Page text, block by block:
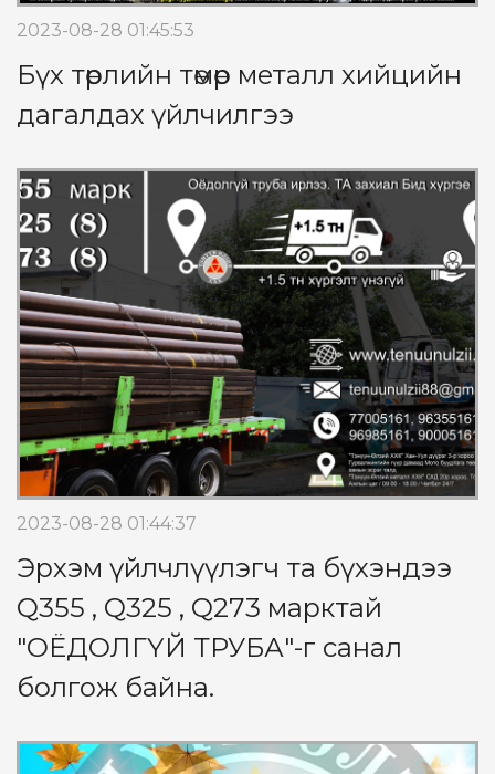
2023-08-28 01:45:53
Бүх төрлийн төмөр металл хийцийн
дагалдах үйлчилгээ
2023-08-28 01:44:37
Эрхэм үйлчлүүлэгч та бүхэндээ
Q355 , Q325 , Q273 марктай
"ОЁДОЛГҮЙ ТРУБА"-г санал
болгож байна.